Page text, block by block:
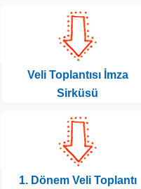
Veli Toplantısı İmza
Sirküsü
1. Dönem Veli Toplantı